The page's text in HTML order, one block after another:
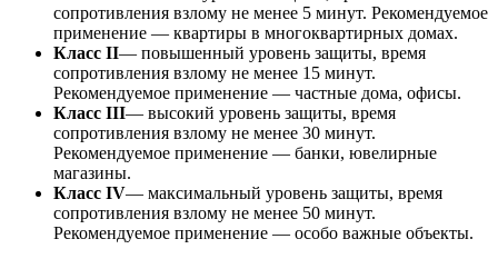
сопротивления взлому не менее 5 минут. Рекомендуемое
применение — квартиры в многоквартирных домах.
Класс II— повышенный уровень защиты, время
сопротивления взлому не менее 15 минут.
Рекомендуемое применение — частные дома, офисы.
Класс III— высокий уровень защиты, время
сопротивления взлому не менее 30 минут.
Рекомендуемое применение — банки, ювелирные
магазины.
Класс IV— максимальный уровень защиты, время
сопротивления взлому не менее 50 минут.
Рекомендуемое применение — особо важные объекты.